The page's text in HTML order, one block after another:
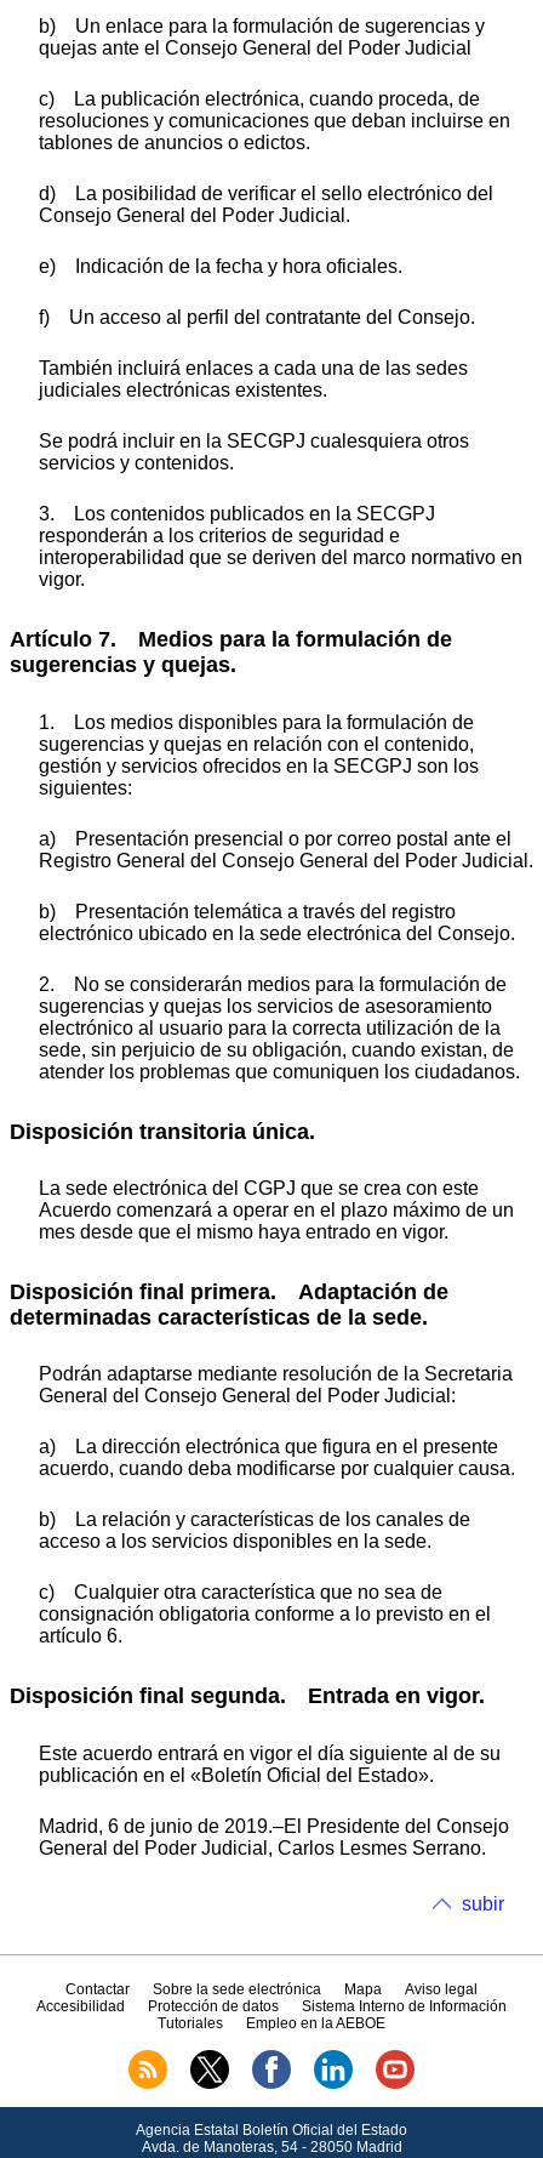
b) Un enlace para la formulación de sugerencias y
quejas ante el Consejo General del Poder Judicial
c) La publicación electrónica, cuando proceda, de
resoluciones y comunicaciones que deban incluirse en
tablones de anuncios o edictos.
d) La posibilidad de verificar el sello electrónico del
Consejo General del Poder Judicial.
e) Indicación de la fecha y hora oficiales.
f) Un acceso al perfil del contratante del Consejo.
También incluirá enlaces a cada una de las sedes
judiciales electrónicas existentes.
Se podrá incluir en la SECGPJ cualesquiera otros
servicios y contenidos.
3. Los contenidos publicados en la SECGPJ
responderán a los criterios de seguridad e
interoperabilidad que se deriven del marco normativo en
vigor.
Artículo 7. Medios para la formulación de
sugerencias y quejas.
1. Los medios disponibles para la formulación de
sugerencias y quejas en relación con el contenido,
gestión y servicios ofrecidos en la SECGPJ son los
siguientes:
a) Presentación presencial o por correo postal ante el
Registro General del Consejo General del Poder Judicial.
b) Presentación telemática a través del registro
electrónico ubicado en la sede electrónica del Consejo.
2. No se considerarán medios para la formulación de
sugerencias y quejas los servicios de asesoramiento
electrónico al usuario para la correcta utilización de la
sede, sin perjuicio de su obligación, cuando existan, de
atender los problemas que comuniquen los ciudadanos.
Disposición transitoria única.
La sede electrónica del CGPJ que se crea con este
Acuerdo comenzará a operar en el plazo máximo de un
mes desde que el mismo haya entrado en vigor.
Disposición final primera. Adaptación de
determinadas características de la sede.
Podrán adaptarse mediante resolución de la Secretaria
General del Consejo General del Poder Judicial:
a) La dirección electrónica que figura en el presente
acuerdo, cuando deba modificarse por cualquier causa.
b) La relación y características de los canales de
acceso a los servicios disponibles en la sede.
c) Cualquier otra característica que no sea de
consignación obligatoria conforme a lo previsto en el
artículo 6.
Disposición final segunda. Entrada en vigor.
Este acuerdo entrará en vigor el día siguiente al de su
publicación en el «Boletín Oficial del Estado».
Madrid, 6 de junio de 2019.–El Presidente del Consejo
General del Poder Judicial, Carlos Lesmes Serrano.
subir
Contactar Sobre la sede electrónica Mapa
Aviso legal
Accesibilidad
Protección de datos
Sistema Interno de Información
Tutoriales
Empleo en la AEBOE
Agencia Estatal Boletín Oficial del Estado
Avda.de Manoteras, 54 - 28050 Madrid